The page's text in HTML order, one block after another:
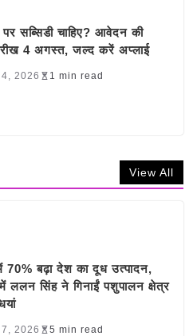
पर सब्सिडी चाहिए? आवेदन की
4 अगस्त, जल्द करें अप्लाई
2026 1 min read
View All
70% बढ़ा देश का दूध उत्पादन,
ललन सिंह ने गिनाईं पशुपालन क्षेत्र
2026 5 min read